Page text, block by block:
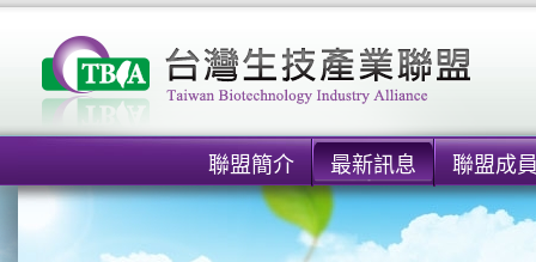
聯盟簡介 最新訊息 聯盟成